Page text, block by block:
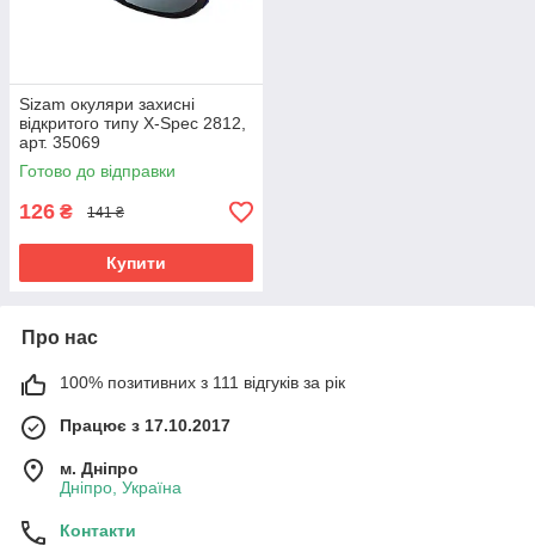
Sizam окуляри захисні
відкритого типу X-Spec 2812,
арт. 35069
Готово до відправки
126 ₴ 141 ₴
Купити
Про нас
100% позитивних з 111 відгуків за рік
Працює з 17.10.2017
м. Дніпро
Дніпро, Україна
Контакти